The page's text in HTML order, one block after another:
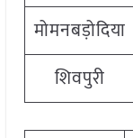
मोमनबड़ोदिया
शिवपुरी